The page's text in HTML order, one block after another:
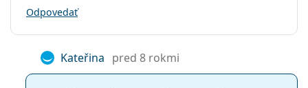
Odpovedať
Kateřina pred 8 rokmi